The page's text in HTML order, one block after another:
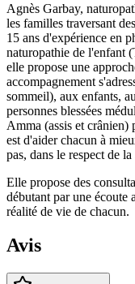
Agnès Garbay,
les familles traversant
15 ans d'expérience en
naturopathie de l'enfant
elle propose une
accompagnement
sommeil), aux enfants,
personnes blessées
Amma (assis et crânien)
est d'aider chacun à
pas, dans le respect de
Elle propose des
débutant par une écoute
réalité de vie de chacun.
Avis